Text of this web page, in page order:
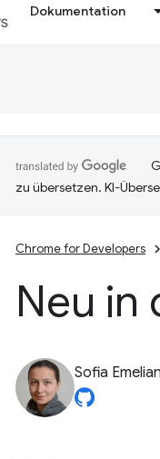
Dokumentation
zu übersetzen. KI-
Chrome for Developers
Neu in
Sofia